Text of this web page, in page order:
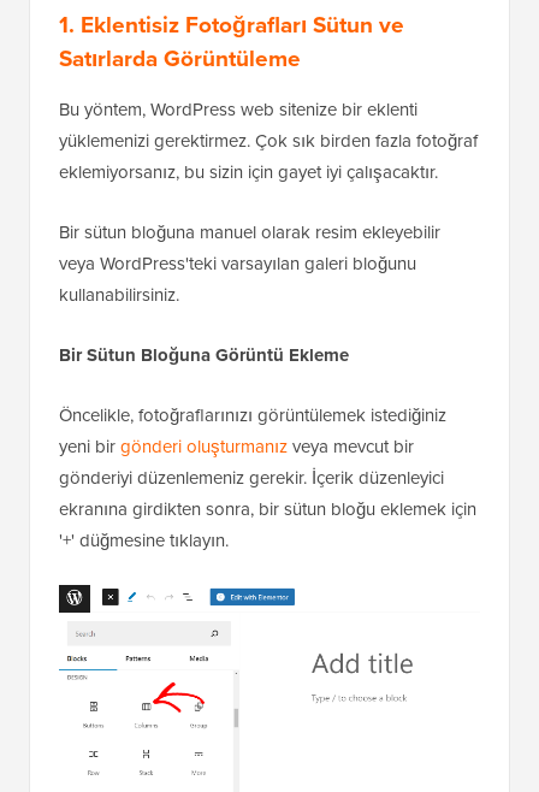
1. Eklentisiz Fotoğrafları Sütun ve
Satırlarda Görüntüleme
Bu yöntem, WordPress web sitenize bir eklenti
yüklemenizi gerektirmez. Çok sık birden fazla fotoğraf
eklemiyorsanız, bu sizin için gayet iyi çalışacaktır.
Bir sütun bloğuna manuel olarak resim ekleyebilir
veya WordPress'teki varsayılan galeri bloğunu
kullanabilirsiniz.
Bir Sütun Bloğuna Görüntü Ekleme
Öncelikle, fotoğraflarınızı görüntülemek istediğiniz
yeni birgönderi oluşturmanızveya mevcut bir
gönderiyi düzenlemeniz gerekir. İçerik düzenleyici
ekranına girdikten sonra, bir sütun bloğu eklemek için
'+' düğmesine tıklayın.